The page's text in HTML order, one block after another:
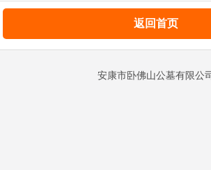
返回首页
安康市卧佛山公墓有限公